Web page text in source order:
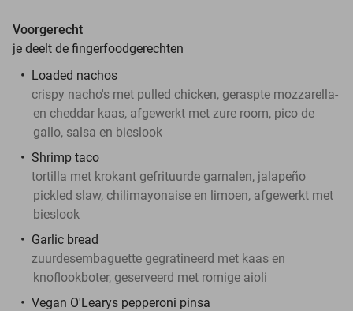
Voorgerecht
je deelt de fingerfoodgerechten
Loaded nachos
crispy nacho's met pulled chicken, geraspte mozzarella-
en cheddar kaas, afgewerkt met zure room, pico de
gallo, salsa en bieslook
Shrimp taco
tortilla met krokant gefrituurde garnalen, jalapeño
pickled slaw, chilimayonaise en limoen, afgewerkt met
bieslook
Garlic bread
zuurdesembaguette gegratineerd met kaas en
knoflookboter, geserveerd met romige aioli
Vegan O'Learys pepperoni pinsa